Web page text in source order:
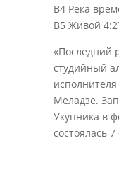
B4 Река
B5 Живой
«Последний
студийный
Меладзе.
Укупника в
состоялась